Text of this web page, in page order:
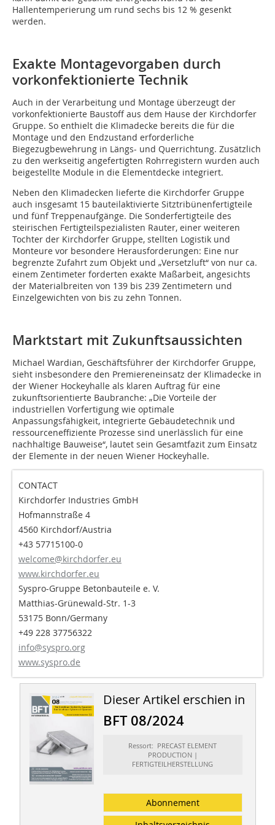
Hallentemperierung um rund sechs bis 12 % gesenkt
werden.
Exakte Montagevorgaben durch
vorkonfektionierte Technik
Auch in der Verarbeitung und Montage überzeugt der
vorkonfektionierte Baustoff aus dem Hause der Kirchdorfer
Gruppe. So enthielt die Klimadecke bereits die für die
Montage und den Endzustand erforderliche
Biegezugbewehrung in Längs- und Querrichtung. Zusätzlich
zu den werkseitig angefertigten Rohrregistern wurden auch
beigestellte Module in die Elementdecke integriert.
Neben den Klimadecken lieferte die Kirchdorfer Gruppe
auch insgesamt 15 bauteilaktivierte Sitztribünenfertigteile
und fünf Treppenaufgänge. Die Sonderfertigteile des
steirischen Fertigteilspezialisten Rauter, einer weiteren
Tochter der Kirchdorfer Gruppe, stellten Logistik und
Monteure vor besondere Herausforderungen: Eine nur
begrenzte Zufahrt zum Objekt und „Versetzluft“ von nur ca.
einem Zentimeter forderten exakte Maßarbeit, angesichts
der Materialbreiten von 139 bis 239 Zentimetern und
Einzelgewichten von bis zu zehn Tonnen.
Marktstart mit Zukunftsaussichten
Michael Wardian, Geschäftsführer der Kirchdorfer Gruppe,
sieht insbesondere den Premiereneinsatz der Klimadecke in
der Wiener Hockeyhalle als klaren Auftrag für eine
zukunftsorientierte Baubranche: „Die Vorteile der
industriellen Vorfertigung wie optimale
Anpassungsfähigkeit, integrierte Gebäudetechnik und
ressourceneffiziente Prozesse sind unerlässlich für eine
nachhaltige Bauweise“, lautet sein Gesamtfazit zum Einsatz
der Elemente in der neuen Wiener Hockeyhalle.
CONTACT
Kirchdorfer Industries GmbH
Hofmannstraße 4
4560 Kirchdorf/Austria
+43 57715100-0
welcome@kirchdorfer.eu
www.kirchdorfer.eu
Syspro-Gruppe Betonbauteile e. V.
Matthias-Grünewald-Str. 1-3
53175 Bonn/Germany
+49 228 37756322
info@syspro.org
www.syspro.de
Dieser Artikel erschien in
BFT 08/2024
Ressort: PRECAST ELEMENT
PRODUCTION |
FERTIGTEILHERSTELLUNG
Abonnement